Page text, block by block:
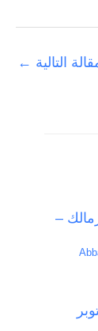
التالية ←
–